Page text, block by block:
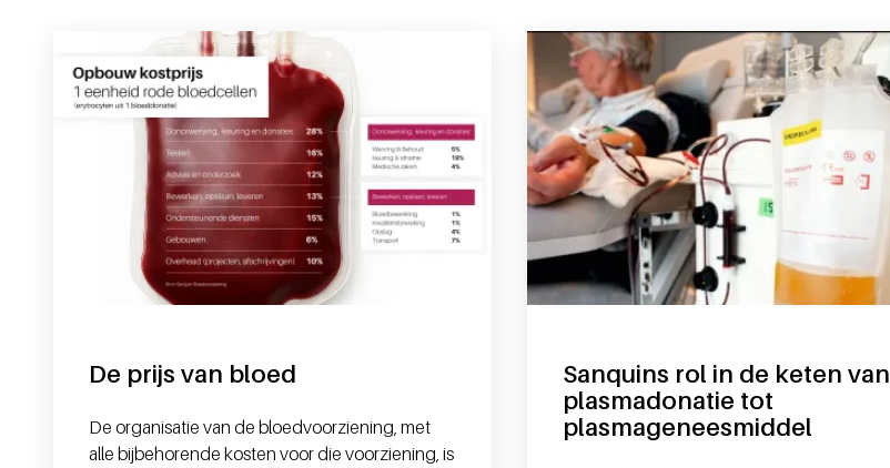
De prijs van bloed
De organisatie van de bloedvoorziening, met
alle bijbehorende kosten voor die voorziening, is
Sanquins rol in de keten van
plasmadonatie tot
plasmageneesmiddel